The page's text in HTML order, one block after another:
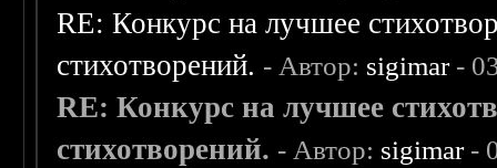
RE: Конкурс на лучшее
стихотворений. - Автор: sigimar-
RE: Конкурс на лучшее
стихотворений. - Автор: sigimar-